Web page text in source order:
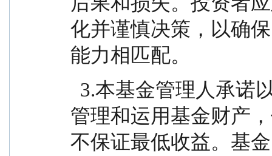
化并谨慎决策，以确
能力相匹配。
管理和运用基金财产
不保证最低收益。基